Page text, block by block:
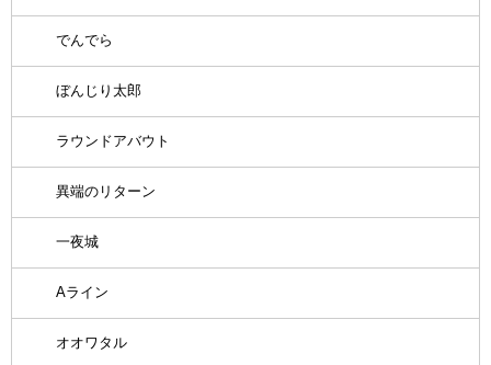
でんでら
ぼんじり太郎
ラウンドアバウト
異端のリターン
一夜城
Aライン
オオワタル